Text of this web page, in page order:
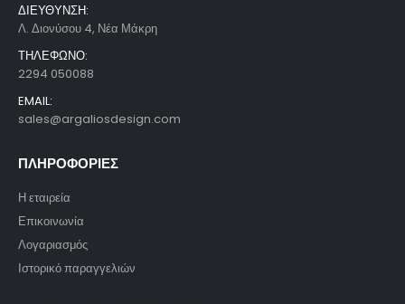
ΔΙΕΥΘΥΝΣΗ:
Λ. Διονύσου 4, Νέα Μάκρη
ΤΗΛΕΦΩΝΟ:
2294 050088
EMAIL:
sales@argaliosdesign.com
ΠΛΗΡΟΦΟΡΙΕΣ
Η εταιρεία
Επικοινωνία
Λογαριασμός
Ιστορικό παραγγελιών